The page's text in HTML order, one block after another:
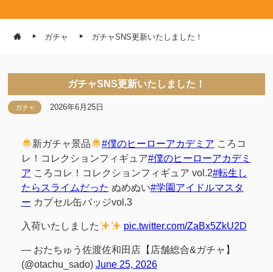
ガチャ ガチャSNS更新いたしました！
ガチャSNS更新いたしました！
ガチャ 2026年6月25日
新ガチャ景品 #僕のヒーローアカデミア ころコ
レ！コレクションフィギュア#僕のヒーローアカデミ
ア ころコレ！コレクションフィギュア vol.2#転生し
たらスライムだった ぬめぬい#学園アイドルマスタ
ー カプセル缶バッジvol.3
入荷いたしました pic.twitter.com/ZaBx5ZkU2D
— おたちゅう佐渡佐和田店【店舗総合&ガチャ】
(@otachu_sado) June 25, 2026